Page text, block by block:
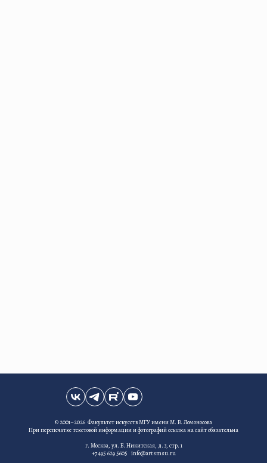
© 2001–2026 Факультет искусств МГУ имени М. В. Ломоносова
При перепечатке текстовой информации и фотографий ссылка на сайт обязательна
г. Москва, ул. Б. Никитская, д. 3, стр. 1
+7 495 629 5605 info@artsmsu.ru